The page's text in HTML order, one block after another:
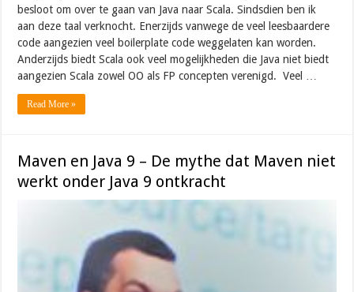
besloot om over te gaan van Java naar Scala. Sindsdien ben ik
aan deze taal verknocht. Enerzijds vanwege de veel leesbaardere
code aangezien veel boilerplate code weggelaten kan worden.
Anderzijds biedt Scala ook veel mogelijkheden die Java niet biedt
aangezien Scala zowel OO als FP concepten verenigd. Veel …
Read More »
Maven en Java 9 – De mythe dat Maven niet
werkt onder Java 9 ontkracht